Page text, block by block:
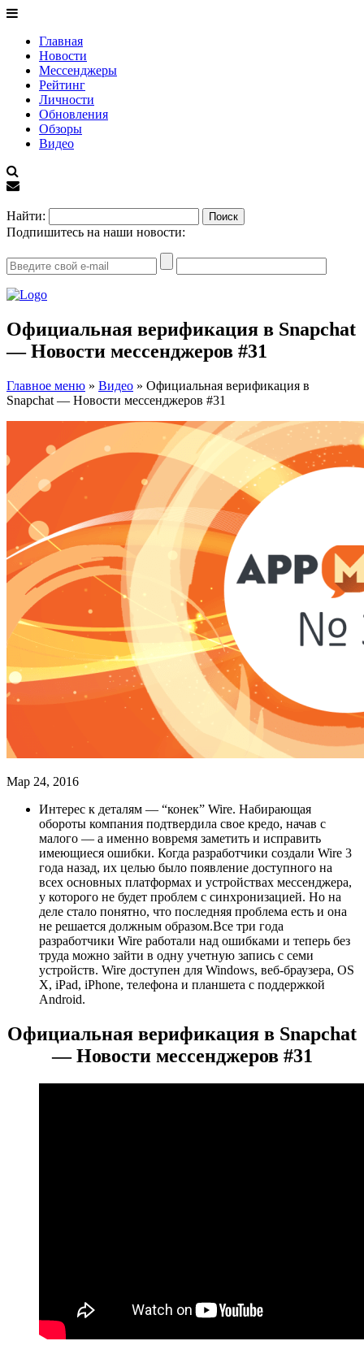
Главная
Новости
Мессенджеры
Рейтинг
Личности
Обновления
Обзоры
Видео
Найти:
Подпишитесь на наши новости:
Официальная верификация в Snapchat
— Новости мессенджеров #31
Главное меню » Видео » Официальная верификация в
Snapchat — Новости мессенджеров #31
Мар 24, 2016
Интерес к деталям — “конек” Wire. Набирающая
обороты компания подтвердила свое кредо, начав с
малого — а именно вовремя заметить и исправить
имеющиеся ошибки. Когда разработчики создали Wire 3
года назад, их целью было появление доступного на
всех основных платформах и устройствах мессенджера,
у которого не будет проблем с синхронизацией. Но на
деле стало понятно, что последняя проблема есть и она
не решается должным образом.Все три года
разработчики Wire работали над ошибками и теперь без
труда можно зайти в одну учетную запись с семи
устройств. Wire доступен для Windows, веб-браузера, OS
X, iPad, iPhone, телефона и планшета с поддержкой
Android.
Официальная верификация в Snapchat
— Новости мессенджеров #31